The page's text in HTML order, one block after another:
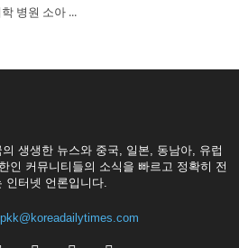
병원 소아 ...
생생한 뉴스와 중국, 일본, 동남아, 유럽
인 커뮤니티들의 소식을 빠르고 정확히 전
인터넷 언론입니다.
pkk@koreadailytimes.com